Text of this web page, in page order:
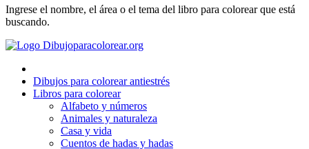
Deporte
Dinosaurios
Flores
Frutas y vegetales
Ingrese el nombre, el área o el tema del libro para colorear que está
buscando.
Dibujos para colorear antiestrés
Libros para colorear
Alfabeto y números
Animales y naturaleza
Casa y vida
Cuentos de hadas y hadas